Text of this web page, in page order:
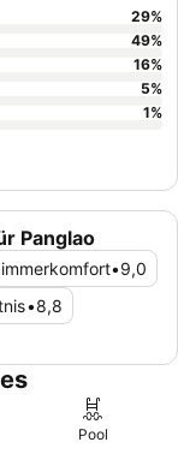
Panglao
•9,0
•8,8
29%
49%
16%
5%
1%
Pool